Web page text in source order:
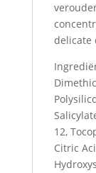
delicate
12,
Citric